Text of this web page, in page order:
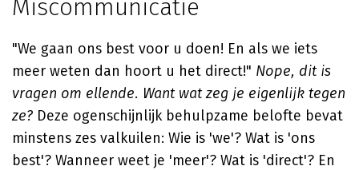
Miscommunicatie
"We gaan ons best voor u doen! En als we iets
meer weten dan hoort u het direct!" Nope, dit is
vragen om ellende. Want wat zeg je eigenlijk tegen
ze? Deze ogenschijnlijk behulpzame belofte bevat
minstens zes valkuilen: Wie is 'we'? Wat is 'ons
best'? Wanneer weet je 'meer'? Wat is 'direct'? En